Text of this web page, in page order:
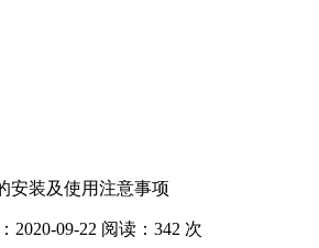
安装及使用注意事项
2020-09-22 阅读：342 次